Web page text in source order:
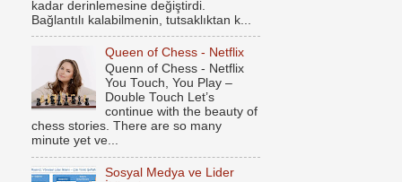
kadar derinlemesine değiştirdi.
Bağlantılı kalabilmenin, tutsaklıktan k...
Queen of Chess - Netflix
Quenn of Chess - Netflix
You Touch, You Play –
Double Touch Let’s
continue with the beauty of
chess stories. There are so many
minute yet ve...
Sosyal Medya ve Lider